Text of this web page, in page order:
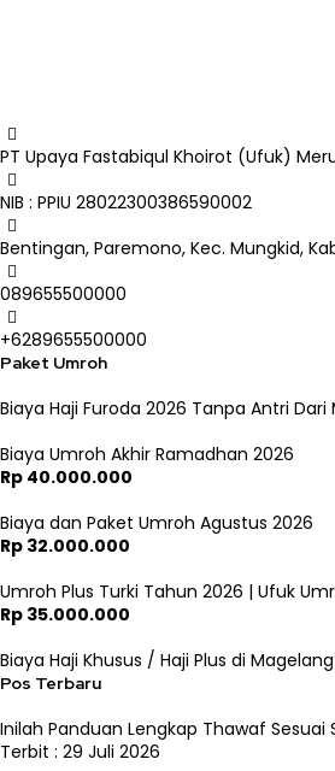
PT Upaya Fastabiqul Khoirot (Ufuk)
NIB : PPIU 28022300386590002
Bentingan, Paremono, Kec. Mungkid,
089655500000
+6289655500000
Paket Umroh
Biaya Haji Furoda 2026 Tanpa Antri Dari
Biaya Umroh Akhir Ramadhan 2026
Rp 40.000.000
Biaya dan Paket Umroh Agustus 2026
Rp 32.000.000
Umroh Plus Turki Tahun 2026 | Ufuk
Rp 35.000.000
Biaya Haji Khusus / Haji Plus di Magelang
Pos Terbaru
Inilah Panduan Lengkap Thawaf Sesuai
Terbit : 29 Juli 2026